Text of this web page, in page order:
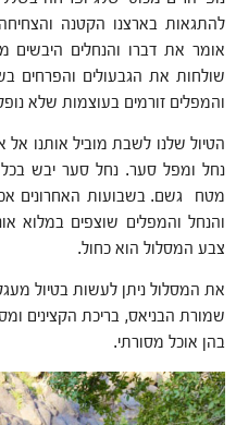
להתגאות בארצנו הקטנה
אומר את דברו והנחלים היבשים
שולחות את הגבעולים והפרחים
והמפלים זורמים בעוצמות שלא
הטיול שלנו לשבת מוביל אותנו
נחל ומפל סער. נחל סער יבש
מטח גשם. בשבועות האחרונים
והנחל והמפלים שוצפים במלוא
צבע המסלול הוא כחול.
את המסלול ניתן לעשות בטיול
שמורת הבניאס, בריכת הקצינים
בהן אוכל מסורתי.